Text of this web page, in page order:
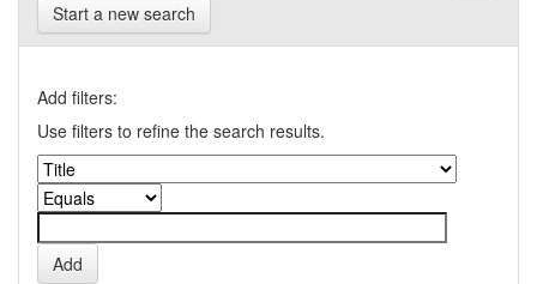
Start a new search
Add filters:
Use filters to refine the search results.